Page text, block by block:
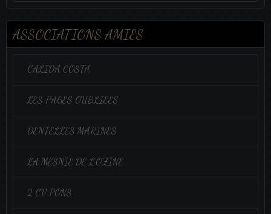
ASSOCIATIONS AMIES
CALIDA COSTA
LES PAGES OUBLIEES
DENTELLES MARINES
LA MESNIE DE L'OZINE
2 CV PONS